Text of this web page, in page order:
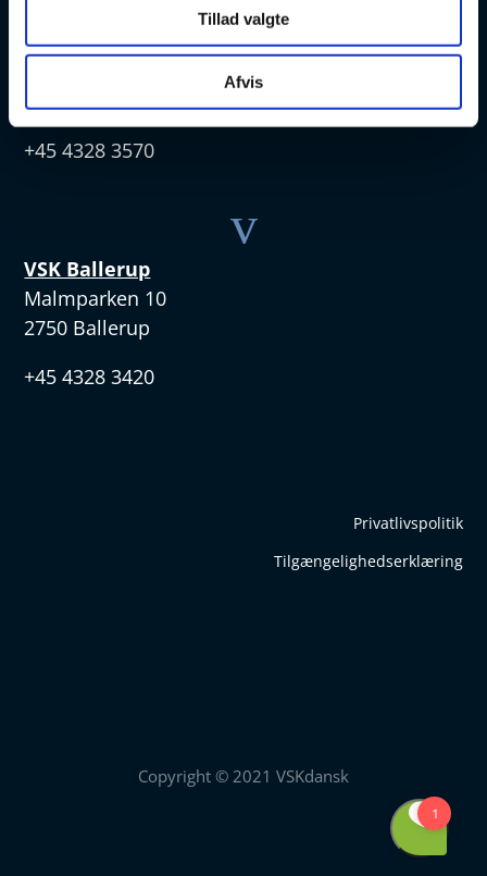
Tillad valgte
Afvis
VSK Amager
2770 Kastrup
+45 4328 3570
v
VSK Ballerup
Malmparken 10
2750 Ballerup
+45 4328 3420
Privatlivspolitik
Tilgængelighedserklæring
Copyright © 2021 VSKdansk